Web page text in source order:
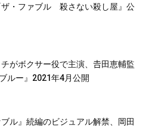
ザ・ファブル 殺さない殺し屋』公
がボクサー役で主演、𠮷田恵輔監
ルー』2021年4月公開
ブル』続編のビジュアル解禁、岡田